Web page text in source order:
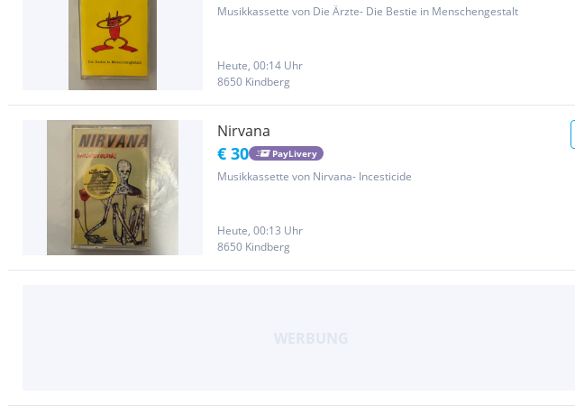
Musikkassette von Die Ärzte- Die Bestie in Menschengestalt
Heute, 00:14 Uhr
8650 Kindberg
Nirvana
€ 30 PayLivery
Musikkassette von Nirvana- Incesticide
Heute, 00:13 Uhr
8650 Kindberg